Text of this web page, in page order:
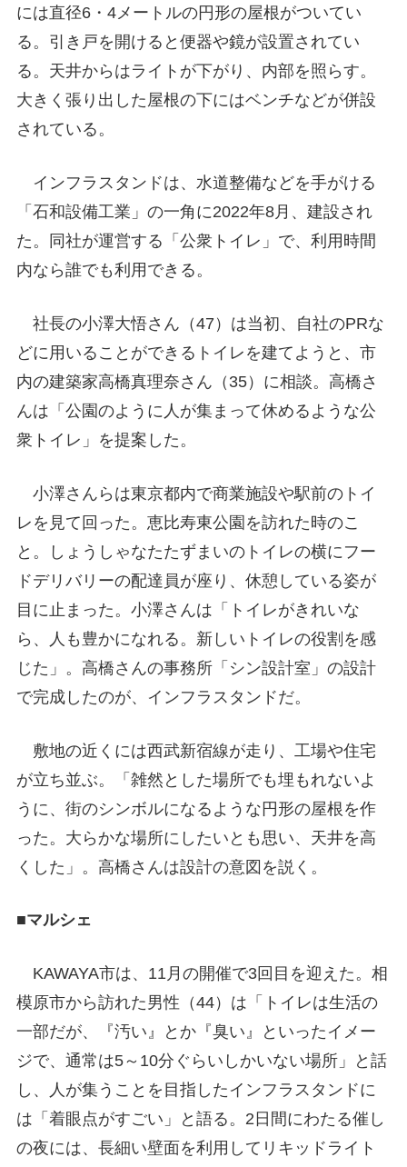
には直径6・4メートルの円形の屋根がついてい
る。引き戸を開けると便器や鏡が設置されてい
る。天井からはライトが下がり、内部を照らす。
大きく張り出した屋根の下にはベンチなどが併設
されている。
インフラスタンドは、水道整備などを手がける
「石和設備工業」の一角に2022年8月、建設され
た。同社が運営する「公衆トイレ」で、利用時間
内なら誰でも利用できる。
社長の小澤大悟さん（47）は当初、自社のPRな
どに用いることができるトイレを建てようと、市
内の建築家高橋真理奈さん（35）に相談。高橋さ
んは「公園のように人が集まって休めるような公
衆トイレ」を提案した。
小澤さんらは東京都内で商業施設や駅前のトイ
レを見て回った。恵比寿東公園を訪れた時のこ
と。しょうしゃなたたずまいのトイレの横にフー
ドデリバリーの配達員が座り、休憩している姿が
目に止まった。小澤さんは「トイレがきれいな
ら、人も豊かになれる。新しいトイレの役割を感
じた」。高橋さんの事務所「シン設計室」の設計
で完成したのが、インフラスタンドだ。
敷地の近くには西武新宿線が走り、工場や住宅
が立ち並ぶ。「雑然とした場所でも埋もれないよ
うに、街のシンボルになるような円形の屋根を作
った。大らかな場所にしたいとも思い、天井を高
くした」。高橋さんは設計の意図を説く。
■マルシェ
KAWAYA市は、11月の開催で3回目を迎えた。相
模原市から訪れた男性（44）は「トイレは生活の
一部だが、『汚い』とか『臭い』といったイメー
ジで、通常は5～10分ぐらいしかいない場所」と話
し、人が集うことを目指したインフラスタンドに
は「着眼点がすごい」と語る。2日間にわたる催し
の夜には、長細い壁面を利用してリキッドライト